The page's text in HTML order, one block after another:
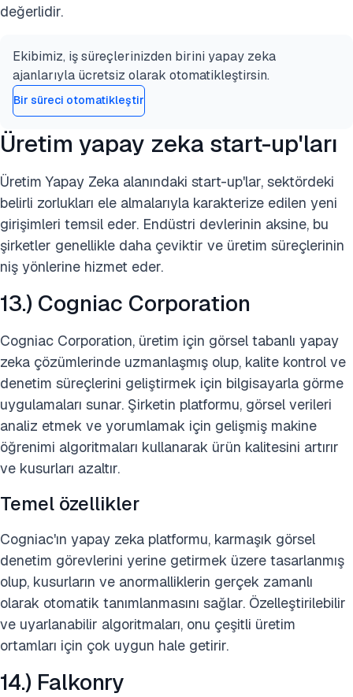
değerlidir.
Ekibimiz, iş süreçlerinizden birini yapay zeka
ajanlarıyla ücretsiz olarak otomatikleştirsin.
Bir süreci otomatikleştir
Üretim yapay zeka start-up'ları
Üretim Yapay Zeka alanındaki start-up'lar, sektördeki
belirli zorlukları ele almalarıyla karakterize edilen yeni
girişimleri temsil eder. Endüstri devlerinin aksine, bu
şirketler genellikle daha çeviktir ve üretim süreçlerinin
niş yönlerine hizmet eder.
13.) Cogniac Corporation
Cogniac Corporation, üretim için görsel tabanlı yapay
zeka çözümlerinde uzmanlaşmış olup, kalite kontrol ve
denetim süreçlerini geliştirmek için bilgisayarla görme
uygulamaları sunar. Şirketin platformu, görsel verileri
analiz etmek ve yorumlamak için gelişmiş makine
öğrenimi algoritmaları kullanarak ürün kalitesini artırır
ve kusurları azaltır.
Temel özellikler
Cogniac'ın yapay zeka platformu, karmaşık görsel
denetim görevlerini yerine getirmek üzere tasarlanmış
olup, kusurların ve anormalliklerin gerçek zamanlı
olarak otomatik tanımlanmasını sağlar. Özelleştirilebilir
ve uyarlanabilir algoritmaları, onu çeşitli üretim
ortamları için çok uygun hale getirir.
14.) Falkonry